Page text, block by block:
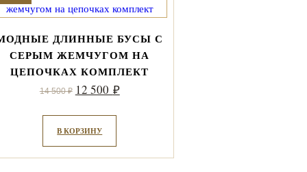
ДЛИННЫЕ БУСЫ С
СЕРЫМ ЖЕМЧУГОМ НА
ЦЕПОЧКАХ КОМПЛЕКТ
14 500₽ Первоначальная
составляла
14
12 500 ₽Текущая
В КОРЗИНУ